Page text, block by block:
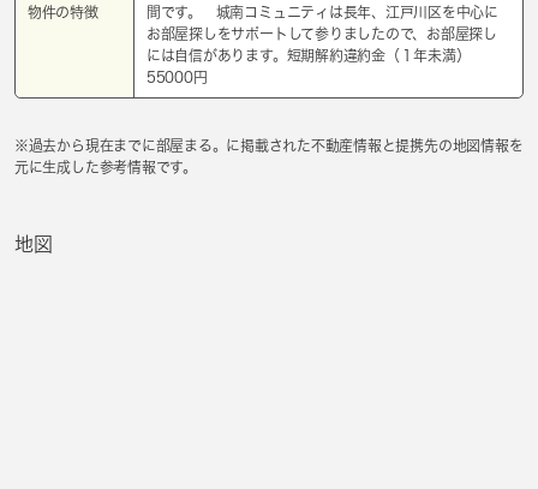
物件の特徴
間です。 城南コミュニティは長年、江戸川区を中心に
お部屋探しをサポートして参りましたので、お部屋探し
には自信があります。短期解約違約金（１年未満）
55000円
※過去から現在までに部屋まる。に掲載された不動産情報と提携先の地図情報を
元に生成した参考情報です。
地図